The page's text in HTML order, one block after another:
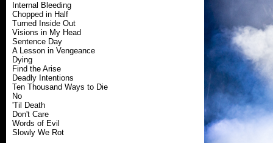
Internal Bleeding
Chopped in Half
Turned Inside Out
Visions in My Head
Sentence Day
A Lesson in Vengeance
Dying
Find the Arise
Deadly Intentions
Ten Thousand Ways to Die
No
'Til Death
Don't Care
Words of Evil
Slowly We Rot